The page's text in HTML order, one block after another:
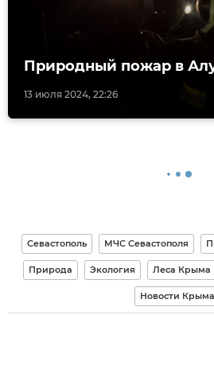
13 июля 2024, 22:26
Природный пожар в
Севастополь МЧС Севастополя
Природа Экология Леса Крыма
Новости Крыма